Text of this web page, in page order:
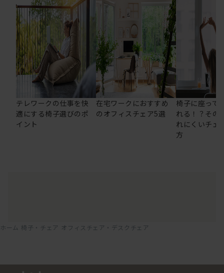
テレワークの仕事を快
適にする椅子選びのポ
イント
在宅ワークにおすすめ
のオフィスチェア5選
椅子に座って
れる！？その
れにくいチェ
方
ホーム 椅子・チェア オフィスチェア・デスクチェア